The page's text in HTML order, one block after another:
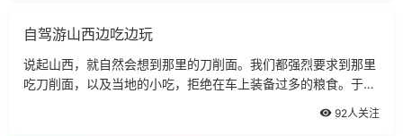
自驾游山西边吃边玩
说起山西，就自然会想到那里的刀削面。我们都强烈要求到那里
吃刀削面，以及当地的小吃，拒绝在车上装备过多的粮食。于
92人关注